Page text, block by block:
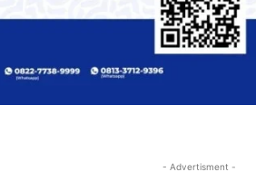
- Advertisment -